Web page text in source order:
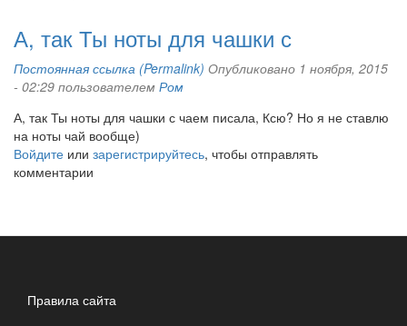
А, так Ты ноты для чашки с
Постоянная ссылка (Permalink) Опубликовано 1 ноября, 2015
- 02:29 пользователем Ром
А, так Ты ноты для чашки с чаем писала, Ксю? Но я не ставлю
на ноты чай вообще)
Войдите или зарегистрируйтесь, чтобы отправлять
комментарии
Правила сайта